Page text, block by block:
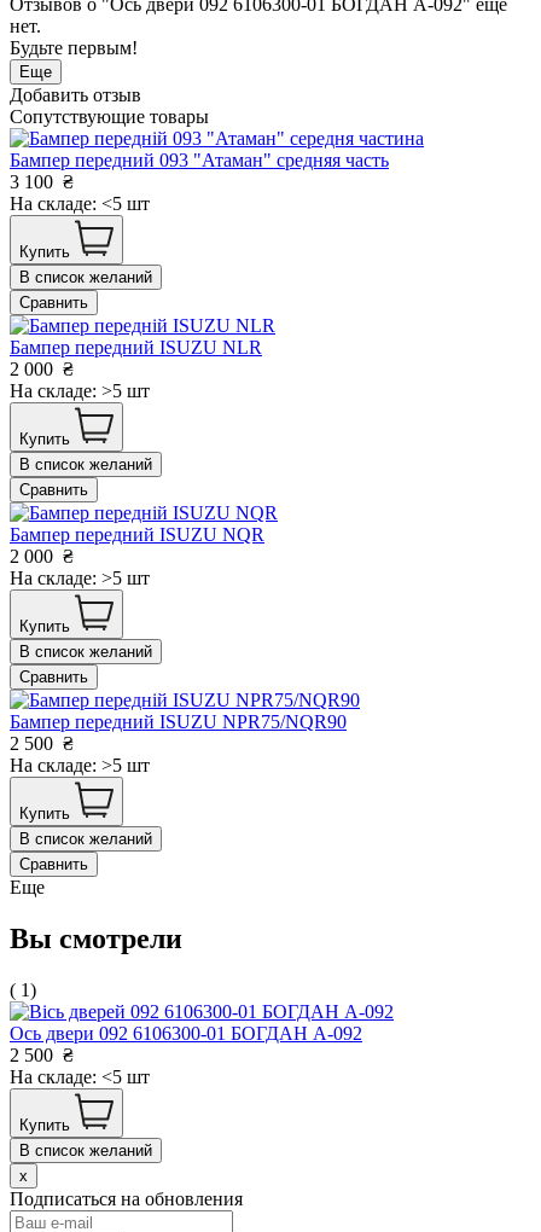
Отзывов о "Ось двери 092 6106300-01 БОГДАН А-092" еще
нет.
Будьте первым!
Еще
Добавить отзыв
Сопутствующие товары
Бампер передний 093 "Атаман" средняя часть
3 100 ₴
На складе: <5 шт
Купить
В список желаний
Сравнить
Бампер передний ISUZU NLR
2 000 ₴
На складе: >5 шт
Купить
В список желаний
Сравнить
Бампер передний ISUZU NQR
2 000 ₴
На складе: >5 шт
Купить
В список желаний
Сравнить
Бампер передний ISUZU NРR75/NQR90
2 500 ₴
На складе: >5 шт
Купить
В список желаний
Сравнить
Еще
Вы смотрели
( 1)
Ось двери 092 6106300-01 БОГДАН А-092
2 500 ₴
На складе: <5 шт
Купить
В список желаний
x
Подписаться на обновления